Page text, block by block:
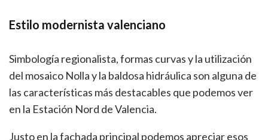
Estilo modernista valenciano
Simbología regionalista, formas curvas y la utilización
del mosaico Nolla y la baldosa hidráulica son alguna de
las características más destacables que podemos ver
en la Estación Nord de Valencia.
Justo en la fachada principal podemos apreciar esos